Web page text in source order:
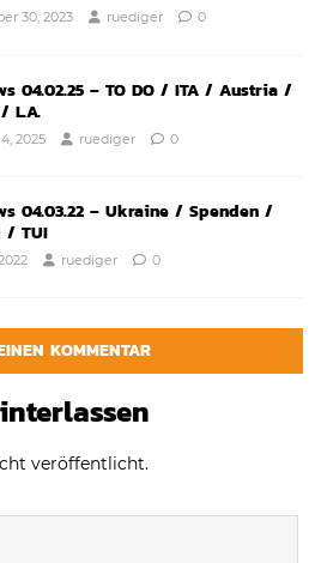
30, 2023 ruediger 0
04.02.25 – TO DO / ITA / Austria /
L.A.
2025 ruediger 0
04.03.22 – Ukraine / Spenden /
/ TUI
ruediger 0
KOMMENTAR
veröffentlicht.